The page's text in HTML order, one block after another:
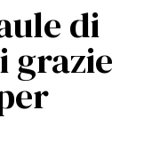
di
grazie